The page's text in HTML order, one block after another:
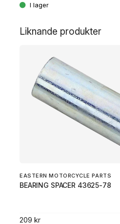
Liknande produkter
EASTERN MOTORCYCLE PARTS
BEARING SPACER 43625-78
209 kr